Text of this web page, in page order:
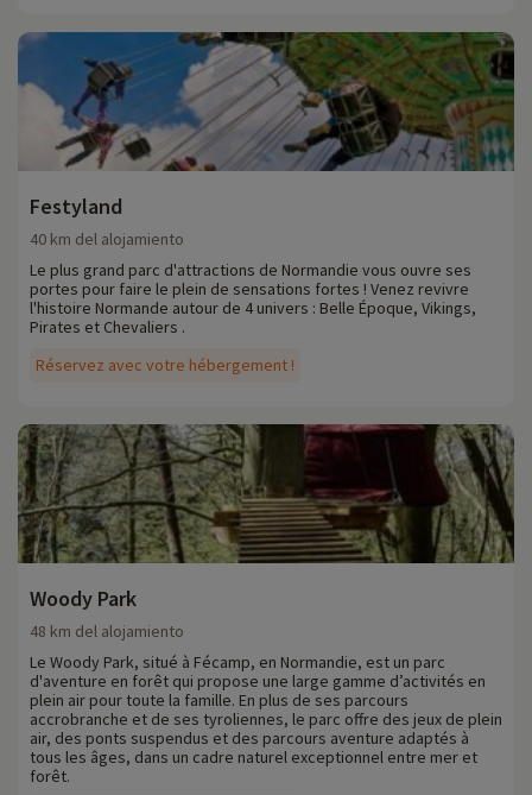
Festyland
Réservez avec votre hébergement !
40 km del alojamiento
Le plus grand parc d'attractions de Normandie vous ouvre ses
portes pour faire le plein de sensations fortes ! Venez revivre
l'histoire Normande autour de 4 univers : Belle Époque, Vikings,
Pirates et Chevaliers .
Woody Park
48 km del alojamiento
Le Woody Park, situé à Fécamp, en Normandie, est un parc
d'aventure en forêt qui propose une large gamme d’activités en
plein air pour toute la famille. En plus de ses parcours
accrobranche et de ses tyroliennes, le parc offre des jeux de plein
air, des ponts suspendus et des parcours aventure adaptés à
tous les âges, dans un cadre naturel exceptionnel entre mer et
forêt.